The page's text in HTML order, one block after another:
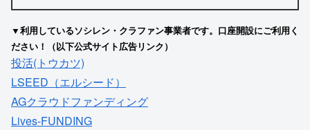
▼利用しているソシレン・クラファン事業者です。口座開設にご利用く
ださい！（以下公式サイト広告リンク）
投活(トウカツ)
LSEED（エルシード）
AGクラウドファンディング
Lives-FUNDING